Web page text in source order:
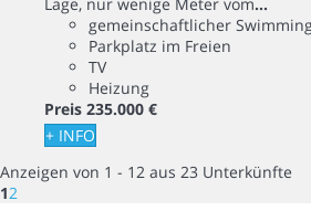
gemeinschaftlicher
Parkplatz im Freien
TV
Heizung
Preis 235.000 €
+ INFO
Anzeigen von 1 - 12 aus 23 Unterkünfte
12